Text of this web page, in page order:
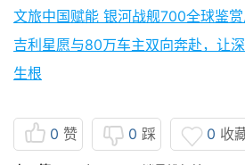
文旅中国赋能 银河战舰700全球鉴
吉利星愿与80万车主双向奔赴，让
生根
0 赞 0 踩 0 收